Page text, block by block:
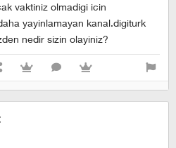
vaktiniz olmadigi icin
yayinlamayan kanal.digiturk
nedir sizin olayiniz?